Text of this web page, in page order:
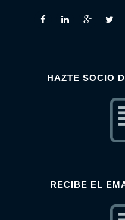
HAZTE SOCIO
RECIBE EL